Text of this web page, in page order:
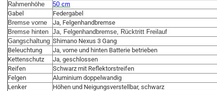
Rahmenhöhe
50 cm
Gabel
Federgabel
Bremse vorne
Ja, Felgenhandbremse
Bremse hinten Ja, Felgenhandbremse, Rücktritt Freilauf
Gangschaltung Shimano Nexus 3 Gang
Beleuchtung
Ja, vorne und hinten Batterie betrieben
Kettenschutz
Ja, geschlossen
Reifen
Schwarz mit Reflektorstreifen
Felgen
Aluminium doppelwandig
Lenker
Höhen und Neigungsverstellbar, schwarz